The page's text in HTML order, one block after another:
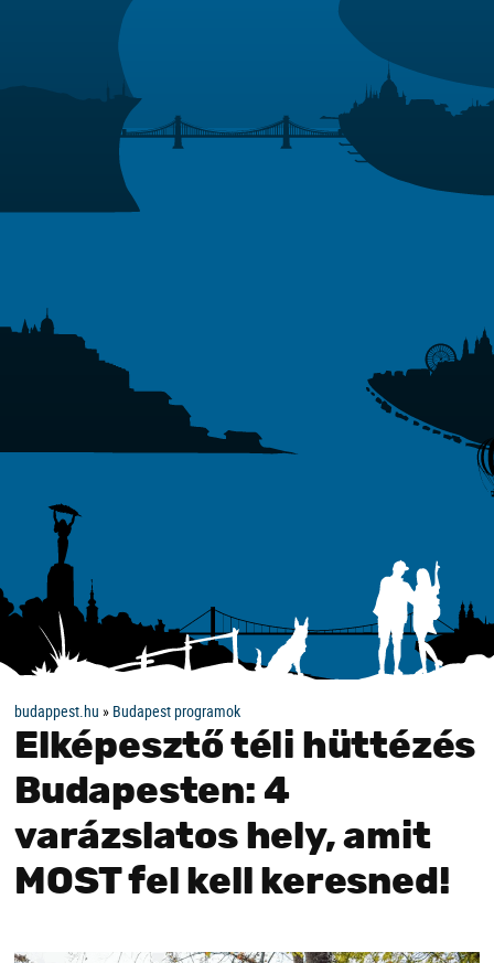
budappest.hu » Budapest programok
Elképesztő téli hüttézés
Budapesten: 4
varázslatos hely, amit
MOST fel kell keresned!